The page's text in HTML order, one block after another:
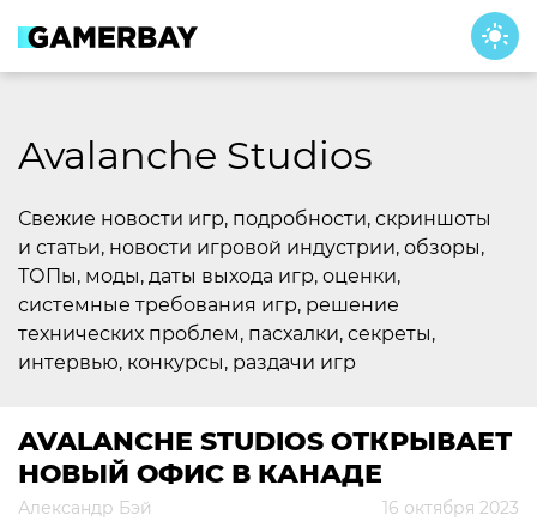
content
Avalanche Studios
Свежие новости игр, подробности, скриншоты
и статьи, новости игровой индустрии, обзоры,
ТОПы, моды, даты выхода игр, оценки,
системные требования игр, решение
технических проблем, пасхалки, секреты,
интервью, конкурсы, раздачи игр
AVALANCHE STUDIOS ОТКРЫВАЕТ
НОВЫЙ ОФИС В КАНАДЕ
Александр Бэй 16 октября 2023